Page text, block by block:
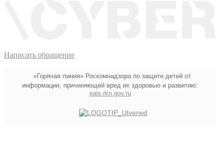
Написать обращение
«Горячая линия» Роскомнадзора по защите детей от
информации, причиняющей вред их здоровью и развитию:
eais.rkn.gov.ru